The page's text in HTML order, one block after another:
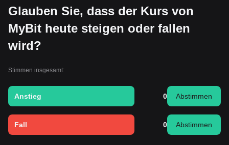
Glauben Sie, dass der Kurs von
MyBit heute steigen oder fallen
wird?
Stimmen insgesamt:
Anstieg 0 Abstimmen
Fall 0 Abstimmen